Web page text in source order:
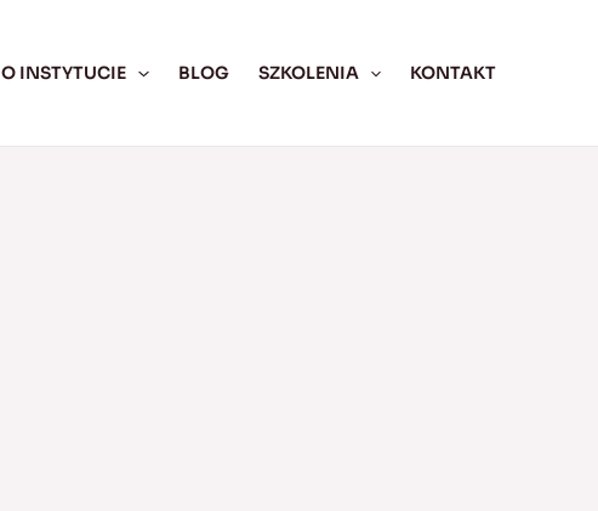
O INSTYTUCIE BLOG SZKOLENIA KONTAKT